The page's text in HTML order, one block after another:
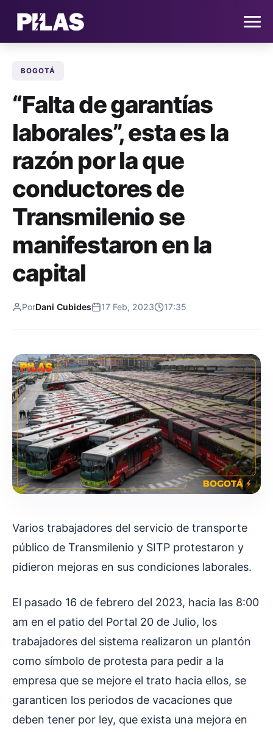
NOTICIAS
QUIÉNES SOMOS
CONTACTO
SUSCRÍBETE
BOGOTÁ
“Falta de garantías
laborales”, esta es la
razón por la que
conductores de
Transmilenio se
manifestaron en la
capital
PorDani Cubides 17 Feb, 2023 17:35
Varios trabajadores del servicio de transporte
público de Transmilenio y SITP protestaron y
pidieron mejoras en sus condiciones laborales.
El pasado 16 de febrero del 2023, hacia las 8:00
am en el patio del Portal 20 de Julio, los
trabajadores del sistema realizaron un plantón
como símbolo de protesta para pedir a la
empresa que se mejore el trato hacia ellos, se
garanticen los periodos de vacaciones que
deben tener por ley, que exista una mejora en